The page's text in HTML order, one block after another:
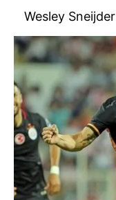
Wesley Sneijder